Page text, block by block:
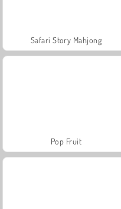
Safari Story Mahjong
Pop Fruit